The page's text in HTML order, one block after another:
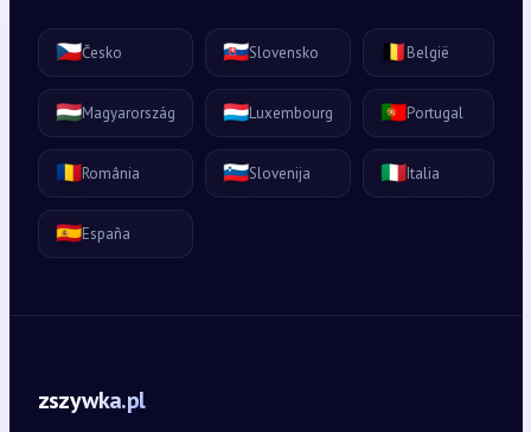
🇨🇿Česko 🇸🇰Slovensko 🇧🇪België
🇭🇺Magyarország 🇱🇺Luxembourg 🇵🇹Portugal
🇷🇴România 🇸🇮Slovenija 🇮🇹Italia
🇪🇸España
zszywka.pl